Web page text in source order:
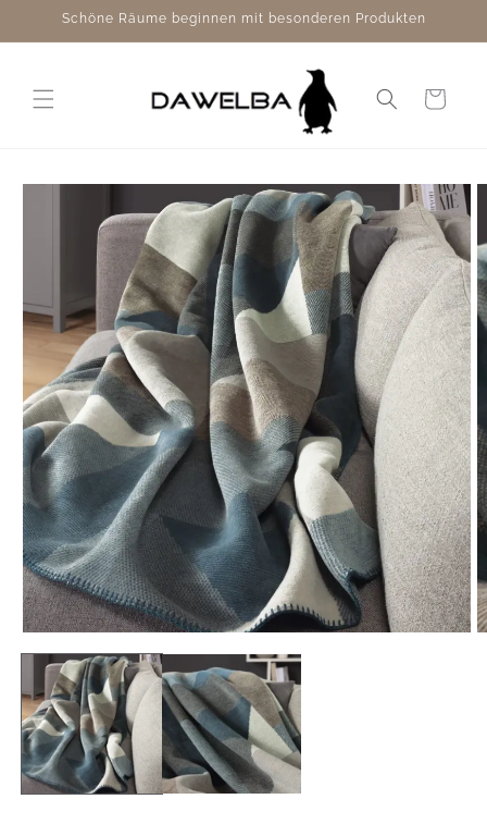
zum
Inhalt
Schöne Räume beginnen mit besonderen Produkten
Warenkorb